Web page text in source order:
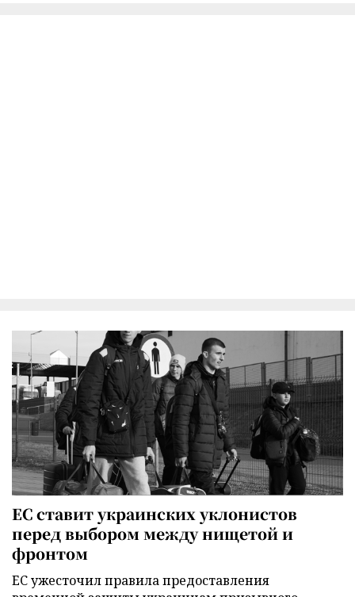
ЕС ставит украинских уклонистов
перед выбором между нищетой и
фронтом
ЕС ужесточил правила предоставления